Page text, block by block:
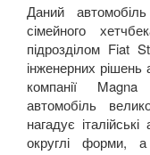
Даний
сімейного
підрозділом Fiat
інженерних рішень
компанії
автомобіль
нагадує
округлі форми,